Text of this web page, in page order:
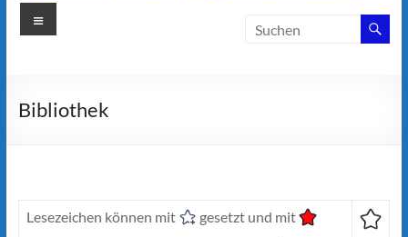
Menü
Bibliothek
Lesezeichen können mit
gesetzt und mit